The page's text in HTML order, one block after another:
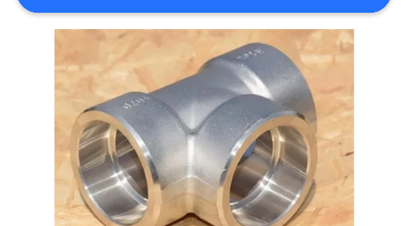
NOUVELLES
TOUS
PLAN